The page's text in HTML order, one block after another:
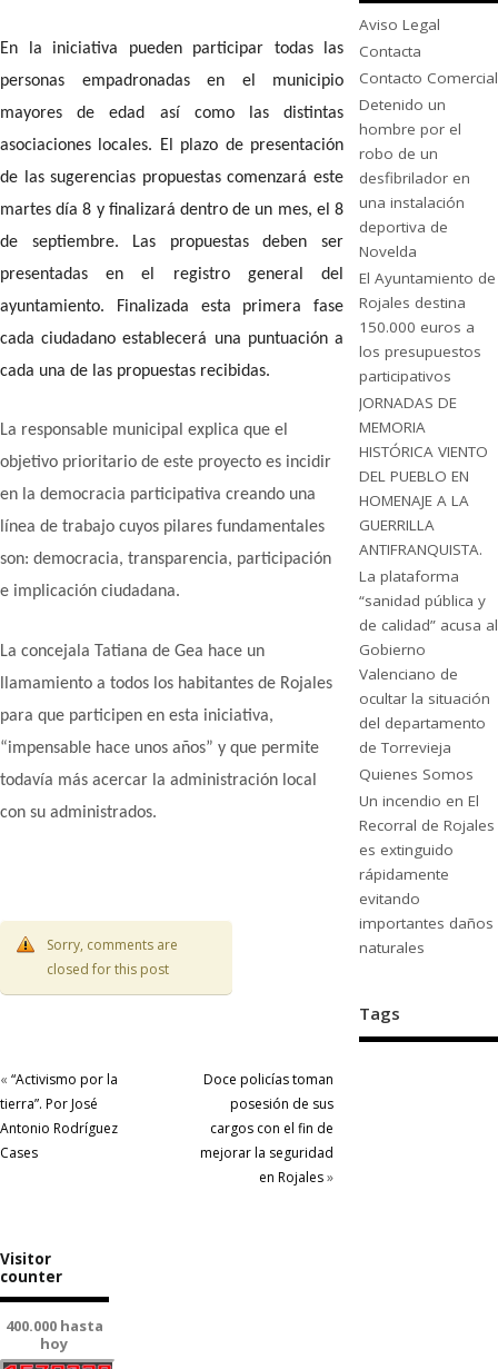
En la iniciativa pueden participar todas las
personas empadronadas en el municipio
mayores de edad así como las distintas
asociaciones locales. El plazo de presentación
de las sugerencias propuestas comenzará este
martes día 8 y finalizará dentro de un mes, el 8
de septiembre. Las propuestas deben ser
presentadas en el registro general del
ayuntamiento. Finalizada esta primera fase
cada ciudadano establecerá una puntuación a
cada una de las propuestas recibidas.
La responsable municipal explica que el
objetivo prioritario de este proyecto es incidir
en la democracia participativa creando una
línea de trabajo cuyos pilares fundamentales
son: democracia, transparencia, participación
e implicación ciudadana.
La concejala Tatiana de Gea hace un
llamamiento a todos los habitantes de Rojales
para que participen en esta iniciativa,
“impensable hace unos años” y que permite
todavía más acercar la administración local
con su administrados.
Sorry, comments are
closed for this post
« “Activismo por la
tierra”. Por José
Antonio Rodríguez
Cases
Doce policías toman
posesión de sus
cargos con el fin de
mejorar la seguridad
en Rojales»
Aviso Legal
Contacta
Contacto Comercial
Detenido un
hombre por el
robo de un
desfibrilador en
una instalación
deportiva de
Novelda
El Ayuntamiento de
Rojales destina
150.000 euros a
los presupuestos
participativos
JORNADAS DE
MEMORIA
HISTÓRICA VIENTO
DEL PUEBLO EN
HOMENAJE A LA
GUERRILLA
ANTIFRANQUISTA.
La plataforma
“sanidad pública y
de calidad” acusa al
Gobierno
Valenciano de
ocultar la situación
del departamento
de Torrevieja
Quienes Somos
Un incendio en El
Recorral de Rojales
es extinguido
rápidamente
evitando
importantes daños
naturales
Tags
Visitor
counter
400.000 hasta
hoy